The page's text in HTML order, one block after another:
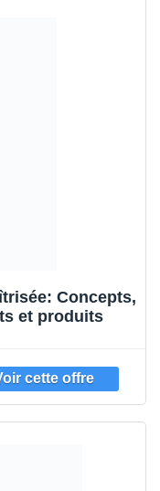
Concepts,
et produits